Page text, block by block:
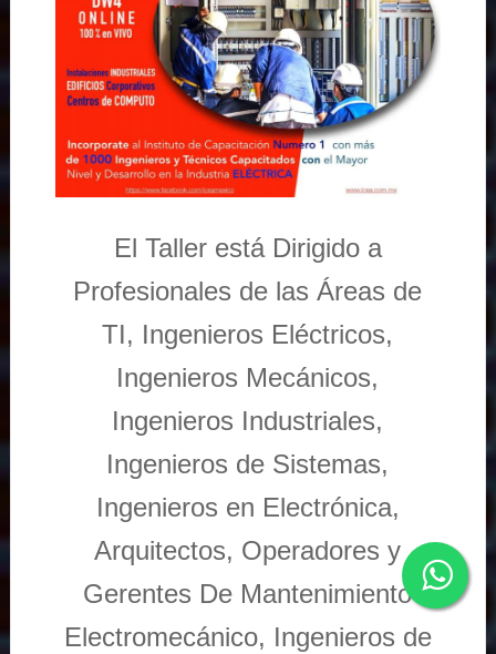
El Taller está Dirigido a
Profesionales de las Áreas de
TI, Ingenieros Eléctricos,
Ingenieros Mecánicos,
Ingenieros Industriales,
Ingenieros de Sistemas,
Ingenieros en Electrónica,
Arquitectos, Operadores y
Gerentes De Mantenimiento
Electromecánico, Ingenieros de